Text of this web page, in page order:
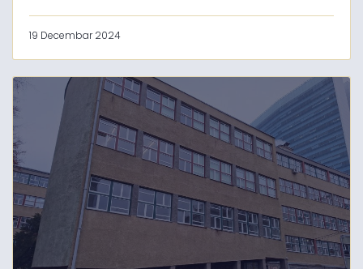
19 Decembar 2024